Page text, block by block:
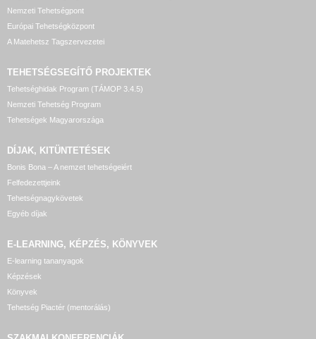
Nemzeti Tehetségpont
Európai Tehetségközpont
A Matehetsz Tagszervezetei
TEHETSÉGSEGÍTŐ PROJEKTEK
Tehetséghidak Program (TÁMOP 3.4.5)
Nemzeti Tehetség Program
Tehetségek Magyarországa
DÍJAK, KITÜNTETÉSEK
Bonis Bona – A nemzet tehetségeiért
Felfedezettjeink
Tehetségnagykövetek
Egyéb díjak
E-LEARNING, KÉPZÉS, KÖNYVEK
E-learning tananyagok
Képzések
Könyvek
Tehetség Piactér (mentorálás)